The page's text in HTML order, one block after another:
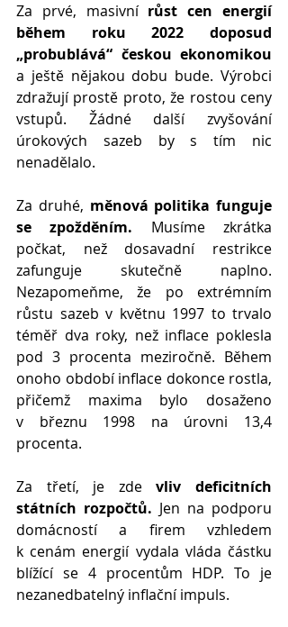
Za prvé, masivní růst cen energií
během roku 2022 doposud
„probublává“ českou ekonomikou
a ještě nějakou dobu bude. Výrobci
zdražují prostě proto, že rostou ceny
vstupů. Žádné další zvyšování
úrokových sazeb by s tím nic
nenadělalo.
Za druhé, měnová politika funguje
se zpožděním. Musíme zkrátka
počkat, než dosavadní restrikce
zafunguje skutečně naplno.
Nezapomeňme, že po extrémním
růstu sazeb v květnu 1997 to trvalo
téměř dva roky, než inflace poklesla
pod 3 procenta meziročně. Během
onoho období inflace dokonce rostla,
přičemž maxima bylo dosaženo
v březnu 1998 na úrovni 13,4
procenta.
Za třetí, je zde vliv deficitních
státních rozpočtů. Jen na podporu
domácností a firem vzhledem
k cenám energií vydala vláda částku
blížící se 4 procentům HDP. To je
nezanedbatelný inflační impuls.